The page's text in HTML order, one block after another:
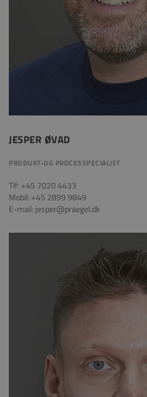
JESPER ØVAD
PRODUKT-OG PROCESSPECIALIST
Tlf: +45 7020 4433
Mobil: +45 2899 9849
E-mail: jesper@praegel.dk